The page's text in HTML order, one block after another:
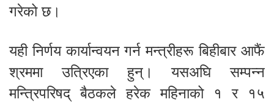
गरेको छ।
यही निर्णय कार्यान्वयन गर्न मन्त्रीहरू बिहीबार आफैं
श्रममा उत्रिएका हुन्। यसअघि सम्पन्न
मन्त्रिपरिषद् बैठकले हरेक महिनाको १ र १५